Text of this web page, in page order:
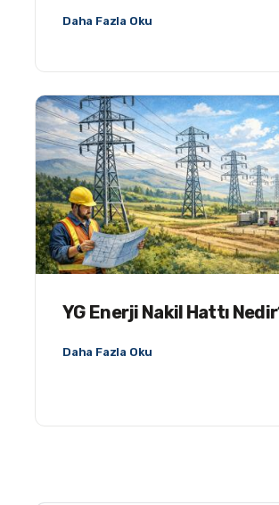
Daha Fazla Oku
YG Enerji Nakil Hattı
Daha Fazla Oku